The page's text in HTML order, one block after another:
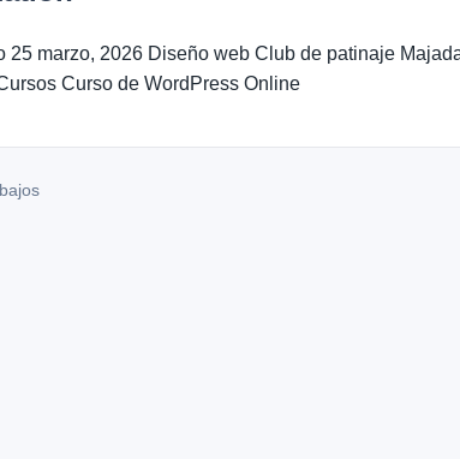
25 marzo, 2026 Diseño web Club de patinaje
Curso de WordPress Online